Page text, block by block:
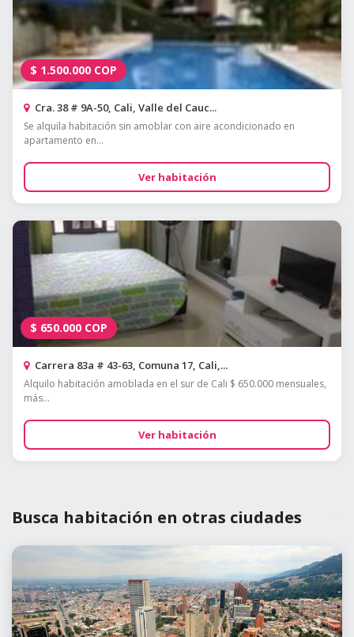
$ 1.500.000 COP
Cra. 38 # 9A-50, Cali, Valle del Cauc...
Se alquila habitación sin amoblar con aire acondicionado en
apartamento en...
Ver habitación
$ 650.000 COP
Carrera 83a # 43-63, Comuna 17, Cali,...
Alquilo habitación amoblada en el sur de Cali $ 650.000 mensuales,
más...
Ver habitación
Busca habitación en otras ciudades